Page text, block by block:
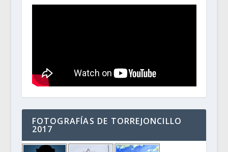
FOTOGRAFÍAS DE TORREJONCILLO
2017